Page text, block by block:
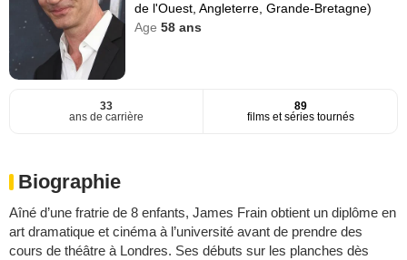
de l'Ouest, Angleterre, Grande-Bretagne)
Age58 ans
33
ans de carrière
89
films et séries tournés
Biographie
Aîné d’une fratrie de 8 enfants, James Frain obtient un diplôme en
art dramatique et cinéma à l’université avant de prendre des
cours de théâtre à Londres. Ses débuts sur les planches dès